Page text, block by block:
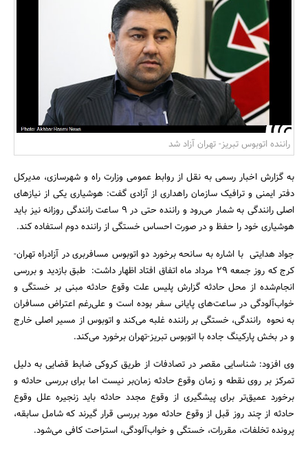
راننده اتوبوس تبریز- تهران آزاد شد
به گزارش اخبار رسمی به نقل از روابط عمومی وزارت راه و شهرسازی، مدیرکل
دفتر ایمنی و ترافیک سازمان راهداری از آزادی گفت: هوشیاری یکی از نیازهای
اصلی رانندگی به شمار می‌رود و راننده حتی در 9 ساعت رانندگی روزانه نیز باید
هوشیاری خود را حفظ و در صورت احساس خستگی از راننده دوم استفاده کند.
جواد هدایتی با اشاره به سانحه برخورد دو اتوبوس مسافربری در آزادراه تهران-
کرج که روز جمعه 29 مرداد ماه اتفاق افتاد اظهار داشت: طبق بازدید و بررسی
انجام‌شده از محل حادثه گزارش پلیس علت وقوع حادثه مبنی بر خستگی و
خواب‌آلودگی در ساعت‌های پایانی سفر بوده است و علی‌رغم اعتراض مسافران
به نحوه رانندگی، خستگی بر راننده غلبه می‌کند و اتوبوس از مسیر اصلی خارج
و در بخش پارکینگ جاده با اتوبوس تبریز-تهران برخورد می‌کند.
وی افزود: شناسایی مقصر در تصادفات از طریق کروکی ضابط قضایی به دلیل
تمرکز بر روی نقطه و زمان وقوع حادثه زمان‌بر نیست اما برای بررسی حادثه و
برخورد عمیق‌تر برای پیشگیری از وقوع مجدد حادثه باید زنجیره علل وقوع
حادثه از چند روز قبل از وقوع حادثه مورد بررسی قرار گیرند که شامل سابقه،
پرونده تخلفات، مقررات، خستگی و خواب‌آلودگی، استراحت کافی می‌شود.